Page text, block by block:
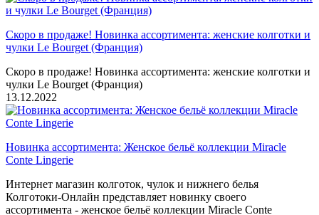
Скоро в продаже! Новинка ассортимента: женские колготки и
чулки Le Bourget (Франция)
Скоро в продаже! Новинка ассортимента: женские колготки и
чулки Le Bourget (Франция)
13.12.2022
Новинка ассортимента: Женское бельё коллекции Miracle
Conte Lingerie
Интернет магазин колготок, чулок и нижнего белья
Колготоки-Онлайн представляет новинку своего
ассортимента - женское бельё коллекции Miracle Conte